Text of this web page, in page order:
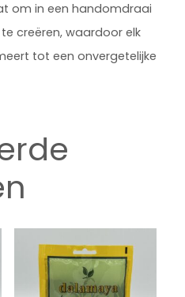
om in een handomdraai
creëren, waardoor elk
tot een onvergetelijke